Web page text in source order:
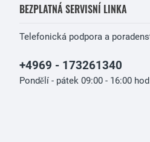
BEZPLATNÁ SERVISNÍ LINKA
Telefonická podpora a
+4969 - 173261340
Pondělí - pátek 09:00 - 16:00 hod